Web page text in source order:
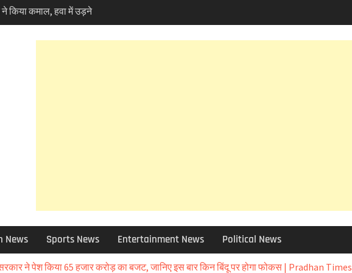
किया कमाल, हवा में उड़ने
Skynex’ का किया सफल
हरेला का उत्साह तो
पर्यावरण प्रेमियों ने
‘
बड़े फैसले ,मदरसा बोर्ड
हुआ खबर में जानिए
आफत की बारिश,सड़कें बंद
भी असर – आज और कल
News Sports News Entertainment News Political News
ने पेश किया 65 हजार करोड़ का बजट, जानिए इस बार किन बिंदू पर होगा फोकस | Pradhan Times